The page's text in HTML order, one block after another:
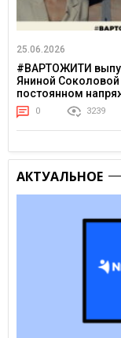
25.06.2026
#ВАРТОЖИТИ
Яниной
постоянном
0 3239
АКТУАЛЬНОЕ